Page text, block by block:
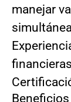
manejar
Beneficios